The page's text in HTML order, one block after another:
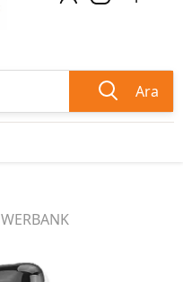
Ara